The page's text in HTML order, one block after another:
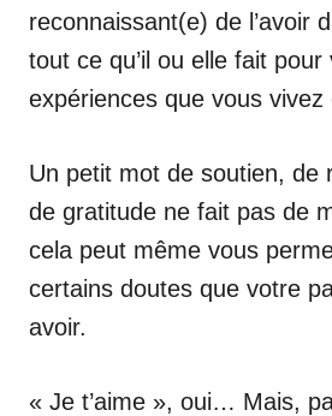
reconnaissant(e) de l’avoir
tout ce qu’il ou elle fait
expériences que vous vivez
Un petit mot de soutien, de
de gratitude ne fait pas de
cela peut même vous
certains doutes que votre
avoir.
« Je t’aime », oui… Mais,